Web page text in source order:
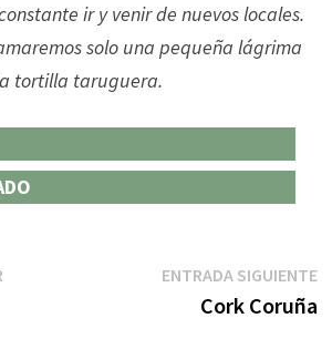
ir y venir de nuevos locales.
solo una pequeña lágrima
tortilla taruguera.
Entrada
ENTRADA SIGUIENTE
Cork Coruña